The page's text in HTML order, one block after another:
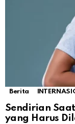
Berita
Sendirian
yang Harus